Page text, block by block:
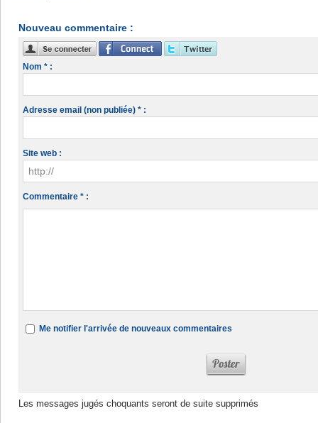
Nouveau commentaire :
Nom * :
Adresse email (non publiée) * :
Site web :
Commentaire * :
Me notifier l'arrivée de nouveaux commentaires
Les messages jugés choquants seront de suite supprimés